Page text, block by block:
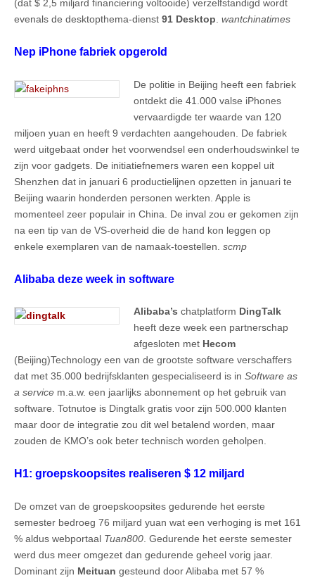
(dat $ 2,5 miljard financiering voltooide) verzelfstandigd wordt
evenals de desktopthema-dienst 91 Desktop wantchinatimes
Nep iPhone fabriek opgerold
De politie in Beijing heeft een fabriek
ontdekt die 41.000 valse iPhones
vervaardigde ter waarde van 120
miljoen yuan en heeft 9 verdachten aangehouden. De fabriek
werd uitgebaat onder het voorwendsel een onderhoudswinkel te
zijn voor gadgets. De initiatiefnemers waren een koppel uit
Shenzhen dat in januari 6 productielijnen opzetten in januari te
Beijing waarin honderden personen werkten. Apple is
momenteel zeer populair in China. De inval zou er gekomen zijn
na een tip van de VS-overheid die de hand kon leggen op
enkele exemplaren van de namaak-toestellen. scmp
Alibaba deze week in software
Alibaba’s chatplatform DingTalk
heeft deze week een partnerschap
afgesloten met Hecom
(Beijing)Technology een van de grootste software verschaffers
dat met 35.000 bedrijfsklanten gespecialiseerd is in Software as
a service m.a.w. een jaarlijks abonnement op het gebruik van
software. Totnutoe is Dingtalk gratis voor zijn 500.000 klanten
maar door de integratie zou dit wel betalend worden, maar
zouden de KMO’s ook beter technisch worden geholpen.
H1: groepskoopsites realiseren $ 12 miljard
De omzet van de groepskoopsites gedurende het eerste
semester bedroeg 76 miljard yuan wat een verhoging is met 161
% aldus webportaal Tuan800 . Gedurende het eerste semester
werd dus meer omgezet dan gedurende geheel vorig jaar.
Dominant zijn Meituan gesteund door Alibaba met 57 %